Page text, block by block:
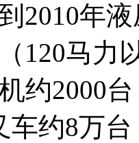
2010年
120马力
约2000
车约8万